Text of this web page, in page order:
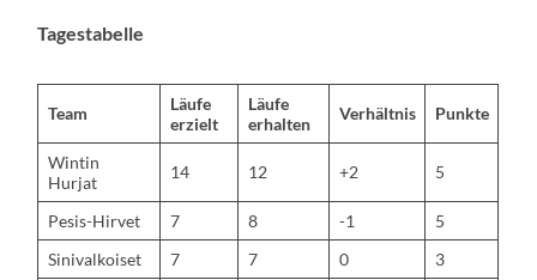
Tagestabelle
Team
Läufe
erzielt
Läufe
erhalten
Verhältnis Punkte
Wintin
Hurjat
14 12 +2 5
Pesis-Hirvet 7 8 -1
5
Sinivalkoiset
7 7 0
3